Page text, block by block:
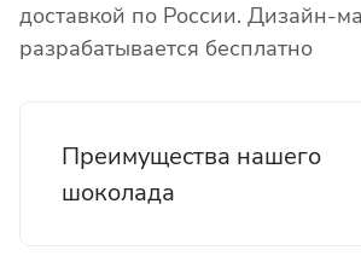
доставкой по России. Дизайн-
разрабатывается бесплатно
Преимущества нашего
шоколада